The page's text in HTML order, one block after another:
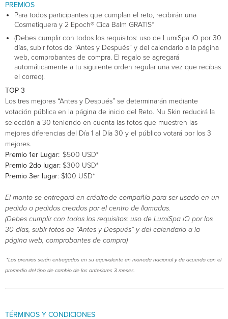
PREMIOS
Para todos participantes que cumplan el reto, recibirán una
Cosmetiquera y 2 Epoch® Cica Balm GRATIS*
(Debes cumplir con todos los requisitos: uso de LumiSpa iO por 30
días, subir fotos de “Antes y Después” y del calendario a la página
web, comprobantes de compra. El regalo se agregará
automáticamente a tu siguiente orden regular una vez que recibas
el correo).
TOP 3
Los tres mejores “Antes y Después” se determinarán mediante
votación pública en la página de inicio del Reto. Nu Skin reducirá la
selección a 30 teniendo en cuenta las fotos que muestren las
mejores diferencias del Día 1 al Día 30 y el público votará por los 3
mejores.
Premio 1er Lugar: $500 USD*
Premio 2do lugar: $300 USD*
Premio 3er lugar: $100 USD*
El monto se entregará en crédito de compañía para ser usado en un
pedido o pedidos creados por el centro de llamadas.
(Debes cumplir con todos los requisitos: uso de LumiSpa iO por los
30 días, subir fotos de “Antes y Después” y del calendario a la
página web, comprobantes de compra)
*Los premios serán entregados en su equivalente en moneda nacional y de acuerdo con el
promedio del tipo de cambio de los anteriores 3 meses.
TÉRMINOS Y CONDICIONES